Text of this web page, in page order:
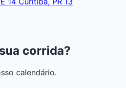
corrida?
calendário.